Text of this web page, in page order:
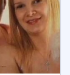
há 1 semana